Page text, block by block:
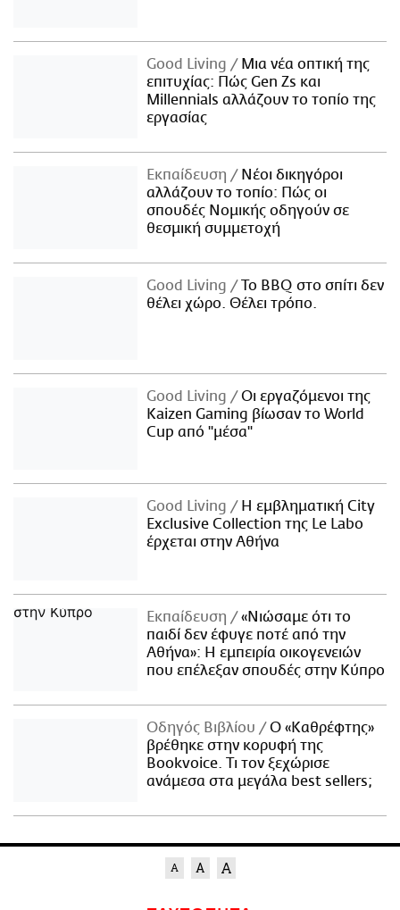
Good Living
Μια νέα οπτική της
επιτυχίας: Πώς Gen Zs και
Millennials αλλάζουν το τοπίο της
εργασίας
Εκπαίδευση
Νέοι δικηγόροι
αλλάζουν το τοπίο: Πώς οι
σπουδές Νομικής οδηγούν σε
θεσμική συμμετοχή
Good Living
Το BBQ στο σπίτι δεν
θέλει χώρο. Θέλει τρόπο.
Good Living
Οι εργαζόμενοι της
Kaizen Gaming βίωσαν το World
Cup από "μέσα"
Good Living
Η εμβληματική City
Exclusive Collection της Le Labo
έρχεται στην Αθήνα
Εκπαίδευση
«Νιώσαμε ότι το
παιδί δεν έφυγε ποτέ από την
Αθήνα»: Η εμπειρία οικογενειών
που επέλεξαν σπουδές στην Κύπρο
Οδηγός Βιβλίου
Ο «Καθρέφτης»
βρέθηκε στην κορυφή της
Bookvoice. Τι τον ξεχώρισε
ανάμεσα στα μεγάλα best sellers;